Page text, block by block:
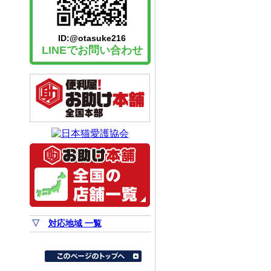
ID:@otasuke216
LINEでお問い合わせ
▽ 対応地域 一覧